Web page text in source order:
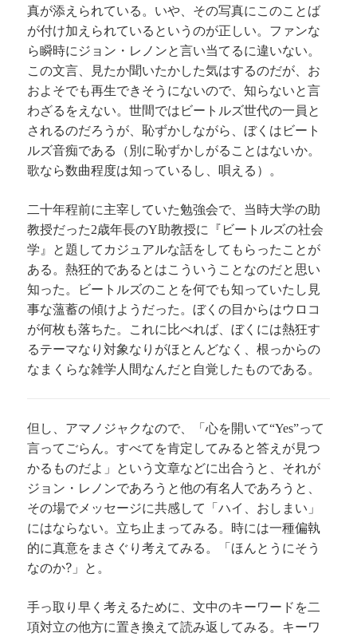
真が添えられている。いや、その写真にこのことば
が付け加えられているというのが正しい。ファンな
ら瞬時にジョン・レノンと言い当てるに違いない。
この文言、見たか聞いたかした気はするのだが、お
およそでも再生できそうにないので、知らないと言
わざるをえない。世間ではビートルズ世代の一員と
されるのだろうが、恥ずかしながら、ぼくはビート
ルズ音痴である（別に恥ずかしがることはないか。
歌なら数曲程度は知っているし、唄える）。
二十年程前に主宰していた勉強会で、当時大学の助
教授だった2歳年長のY助教授に『ビートルズの社会
学』と題してカジュアルな話をしてもらったことが
ある。熱狂的であるとはこういうことなのだと思い
知った。ビートルズのことを何でも知っていたし見
事な薀蓄の傾けようだった。ぼくの目からはウロコ
が何枚も落ちた。これに比べれば、ぼくには熱狂す
るテーマなり対象なりがほとんどなく、根っからの
なまくらな雑学人間なんだと自覚したものである。
但し、アマノジャクなので、「心を開いて“Yes”って
言ってごらん。すべてを肯定してみると答えが見つ
かるものだよ」という文章などに出合うと、それが
ジョン・レノンであろうと他の有名人であろうと、
その場でメッセージに共感して「ハイ、おしまい」
にはならない。立ち止まってみる。時には一種偏執
的に真意をまさぐり考えてみる。「ほんとうにそう
なのか?」と。
手っ取り早く考えるために、文中のキーワードを二
項対立の他方に置き換えて読み返してみる。キーワ